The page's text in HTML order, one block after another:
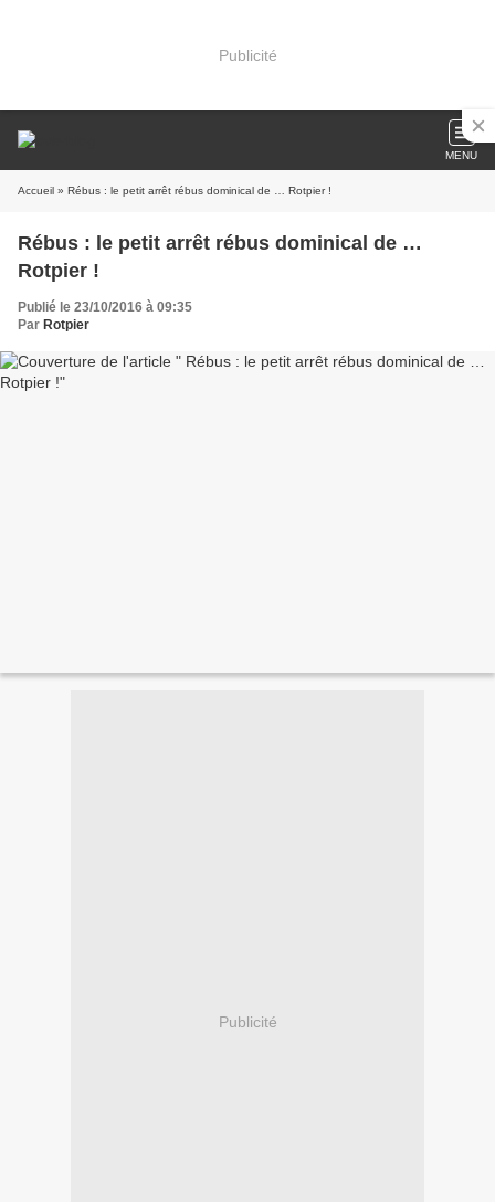
Publicité
MENU
Accueil » Rébus : le petit arrêt rébus dominical de … Rotpier !
Rébus : le petit arrêt rébus dominical de …
Rotpier !
Publié le 23/10/2016 à 09:35
Par Rotpier
Publicité